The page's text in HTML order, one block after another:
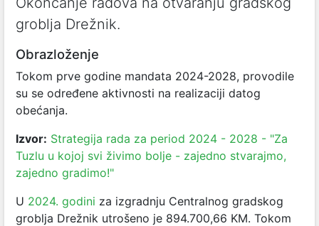
groblja Drežnik.
Obrazloženje
Tokom prve godine mandata 2024-2028, provodile
su se određene aktivnosti na realizaciji datog
obećanja.
Izvor: Strategija rada za period 2024 - 2028 - "Za
Tuzlu u kojoj svi živimo bolje - zajedno stvarajmo,
zajedno gradimo!"
U 2024. godini za izgradnju Centralnog gradskog
groblja Drežnik utrošeno je 894.700,66 KM. Tokom